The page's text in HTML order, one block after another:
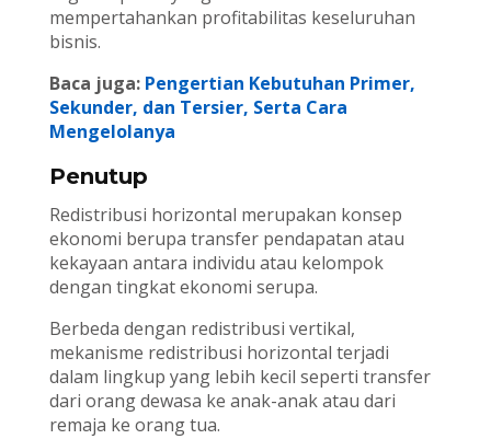
mempertahankan profitabilitas keseluruhan
bisnis.
Baca juga: Pengertian Kebutuhan Primer,
Sekunder, dan Tersier, Serta Cara
Mengelolanya
Penutup
Redistribusi horizontal merupakan konsep
ekonomi berupa transfer pendapatan atau
kekayaan antara individu atau kelompok
dengan tingkat ekonomi serupa.
Berbeda dengan redistribusi vertikal,
mekanisme redistribusi horizontal terjadi
dalam lingkup yang lebih kecil seperti transfer
dari orang dewasa ke anak-anak atau dari
remaja ke orang tua.